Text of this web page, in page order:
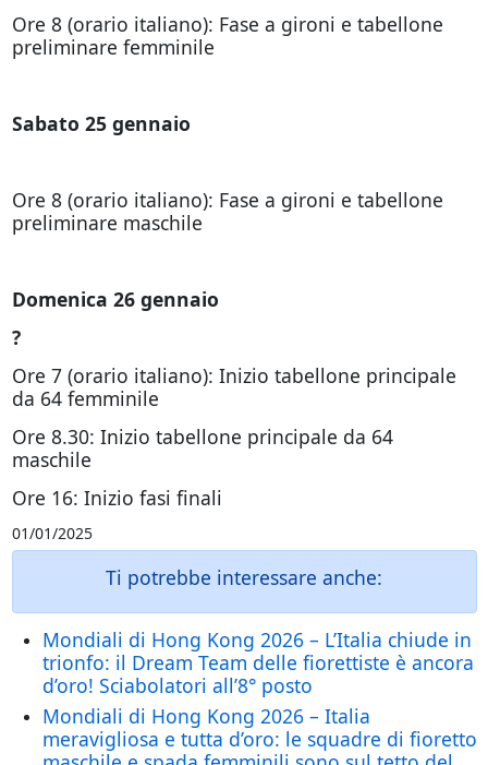
Ore 8 (orario italiano): Fase a gironi e tabellone
preliminare femminile
Sabato 25 gennaio
Ore 8 (orario italiano): Fase a gironi e tabellone
preliminare maschile
Domenica 26 gennaio
?
Ore 7 (orario italiano): Inizio tabellone principale
da 64 femminile
Ore 8.30: Inizio tabellone principale da 64
maschile
Ore 16: Inizio fasi finali
01/01/2025
Ti potrebbe interessare anche:
Mondiali di Hong Kong 2026 – L’Italia chiude in
trionfo: il Dream Team delle fiorettiste è ancora
d’oro! Sciabolatori all’8° posto
Mondiali di Hong Kong 2026 – Italia
meravigliosa e tutta d’oro: le squadre di fioretto